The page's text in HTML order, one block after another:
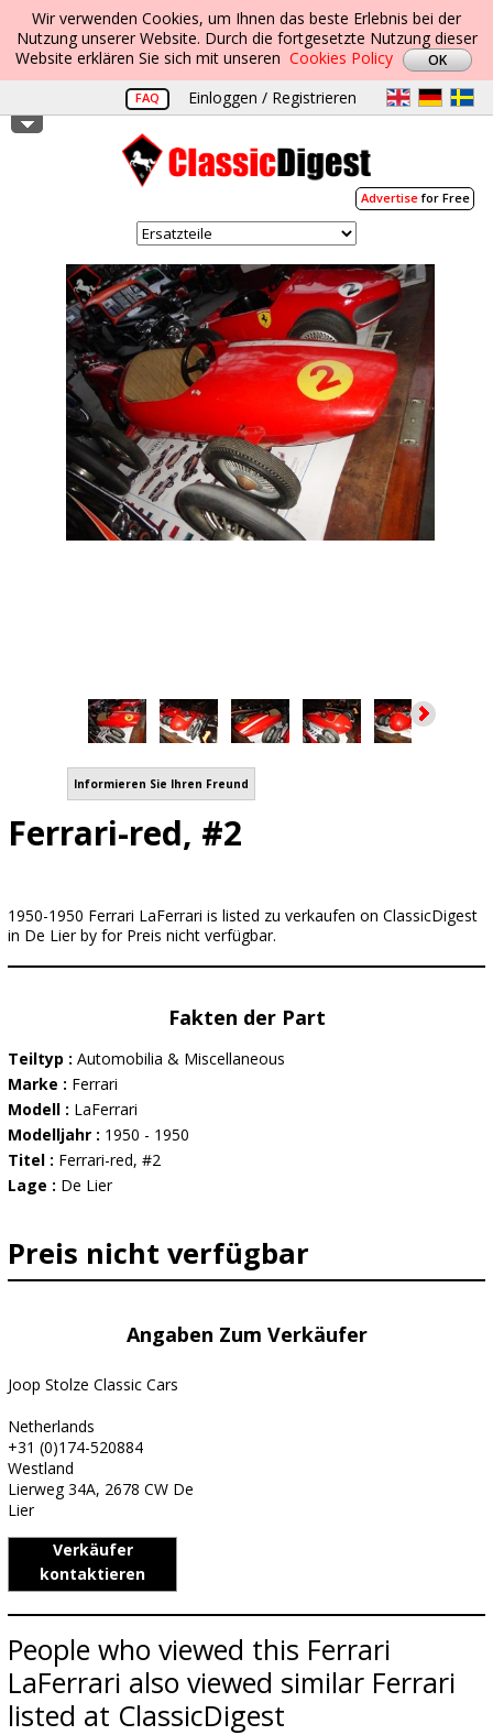
Wir verwenden Cookies, um Ihnen das beste Erlebnis bei der
Nutzung unserer Website. Durch die fortgesetzte Nutzung dieser
Website erklären Sie sich mit unseren Cookies Policy
FAQ Einloggen / Registrieren
Advertisefor Free
Informieren Sie Ihren Freund
Ferrari-red, #2
1950-1950 Ferrari LaFerrari is listed zu verkaufen on ClassicDigest
in De Lier by for Preis nicht verfügbar.
Fakten der Part
Teiltyp : Automobilia & Miscellaneous
Marke : Ferrari
Modell : LaFerrari
Modelljahr : 1950 - 1950
Titel : Ferrari-red, #2
Lage : De Lier
Preis nicht verfügbar
Angaben Zum Verkäufer
Joop Stolze Classic Cars
Netherlands
+31 (0)174-520884
Westland
Lierweg 34A, 2678 CW De
Lier
Verkäufer
kontaktieren
People who viewed this Ferrari
LaFerrari also viewed similar Ferrari
listed at ClassicDigest